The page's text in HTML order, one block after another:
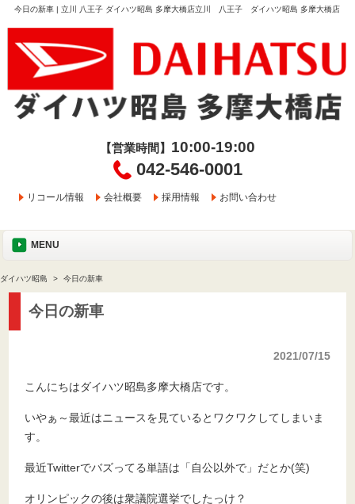
今日の新車 | 立川 八王子 ダイハツ昭島 多摩大橋店立川 八王子 ダイハツ昭島 多摩大橋店
【営業時間】 10:00-19:00
042-546-0001
リコール情報 会社概要 採用情報 お問い合わせ
MENU
ダイハツ昭島 今日の新車
今日の新車
2021/07/15
こんにちはダイハツ昭島多摩大橋店です。
いやぁ～最近はニュースを見ているとワクワクしてしまいま
す。
最近Twitterでバズってる単語は「自公以外で」だとか(笑)
オリンピックの後は衆議院選挙でしたっけ？